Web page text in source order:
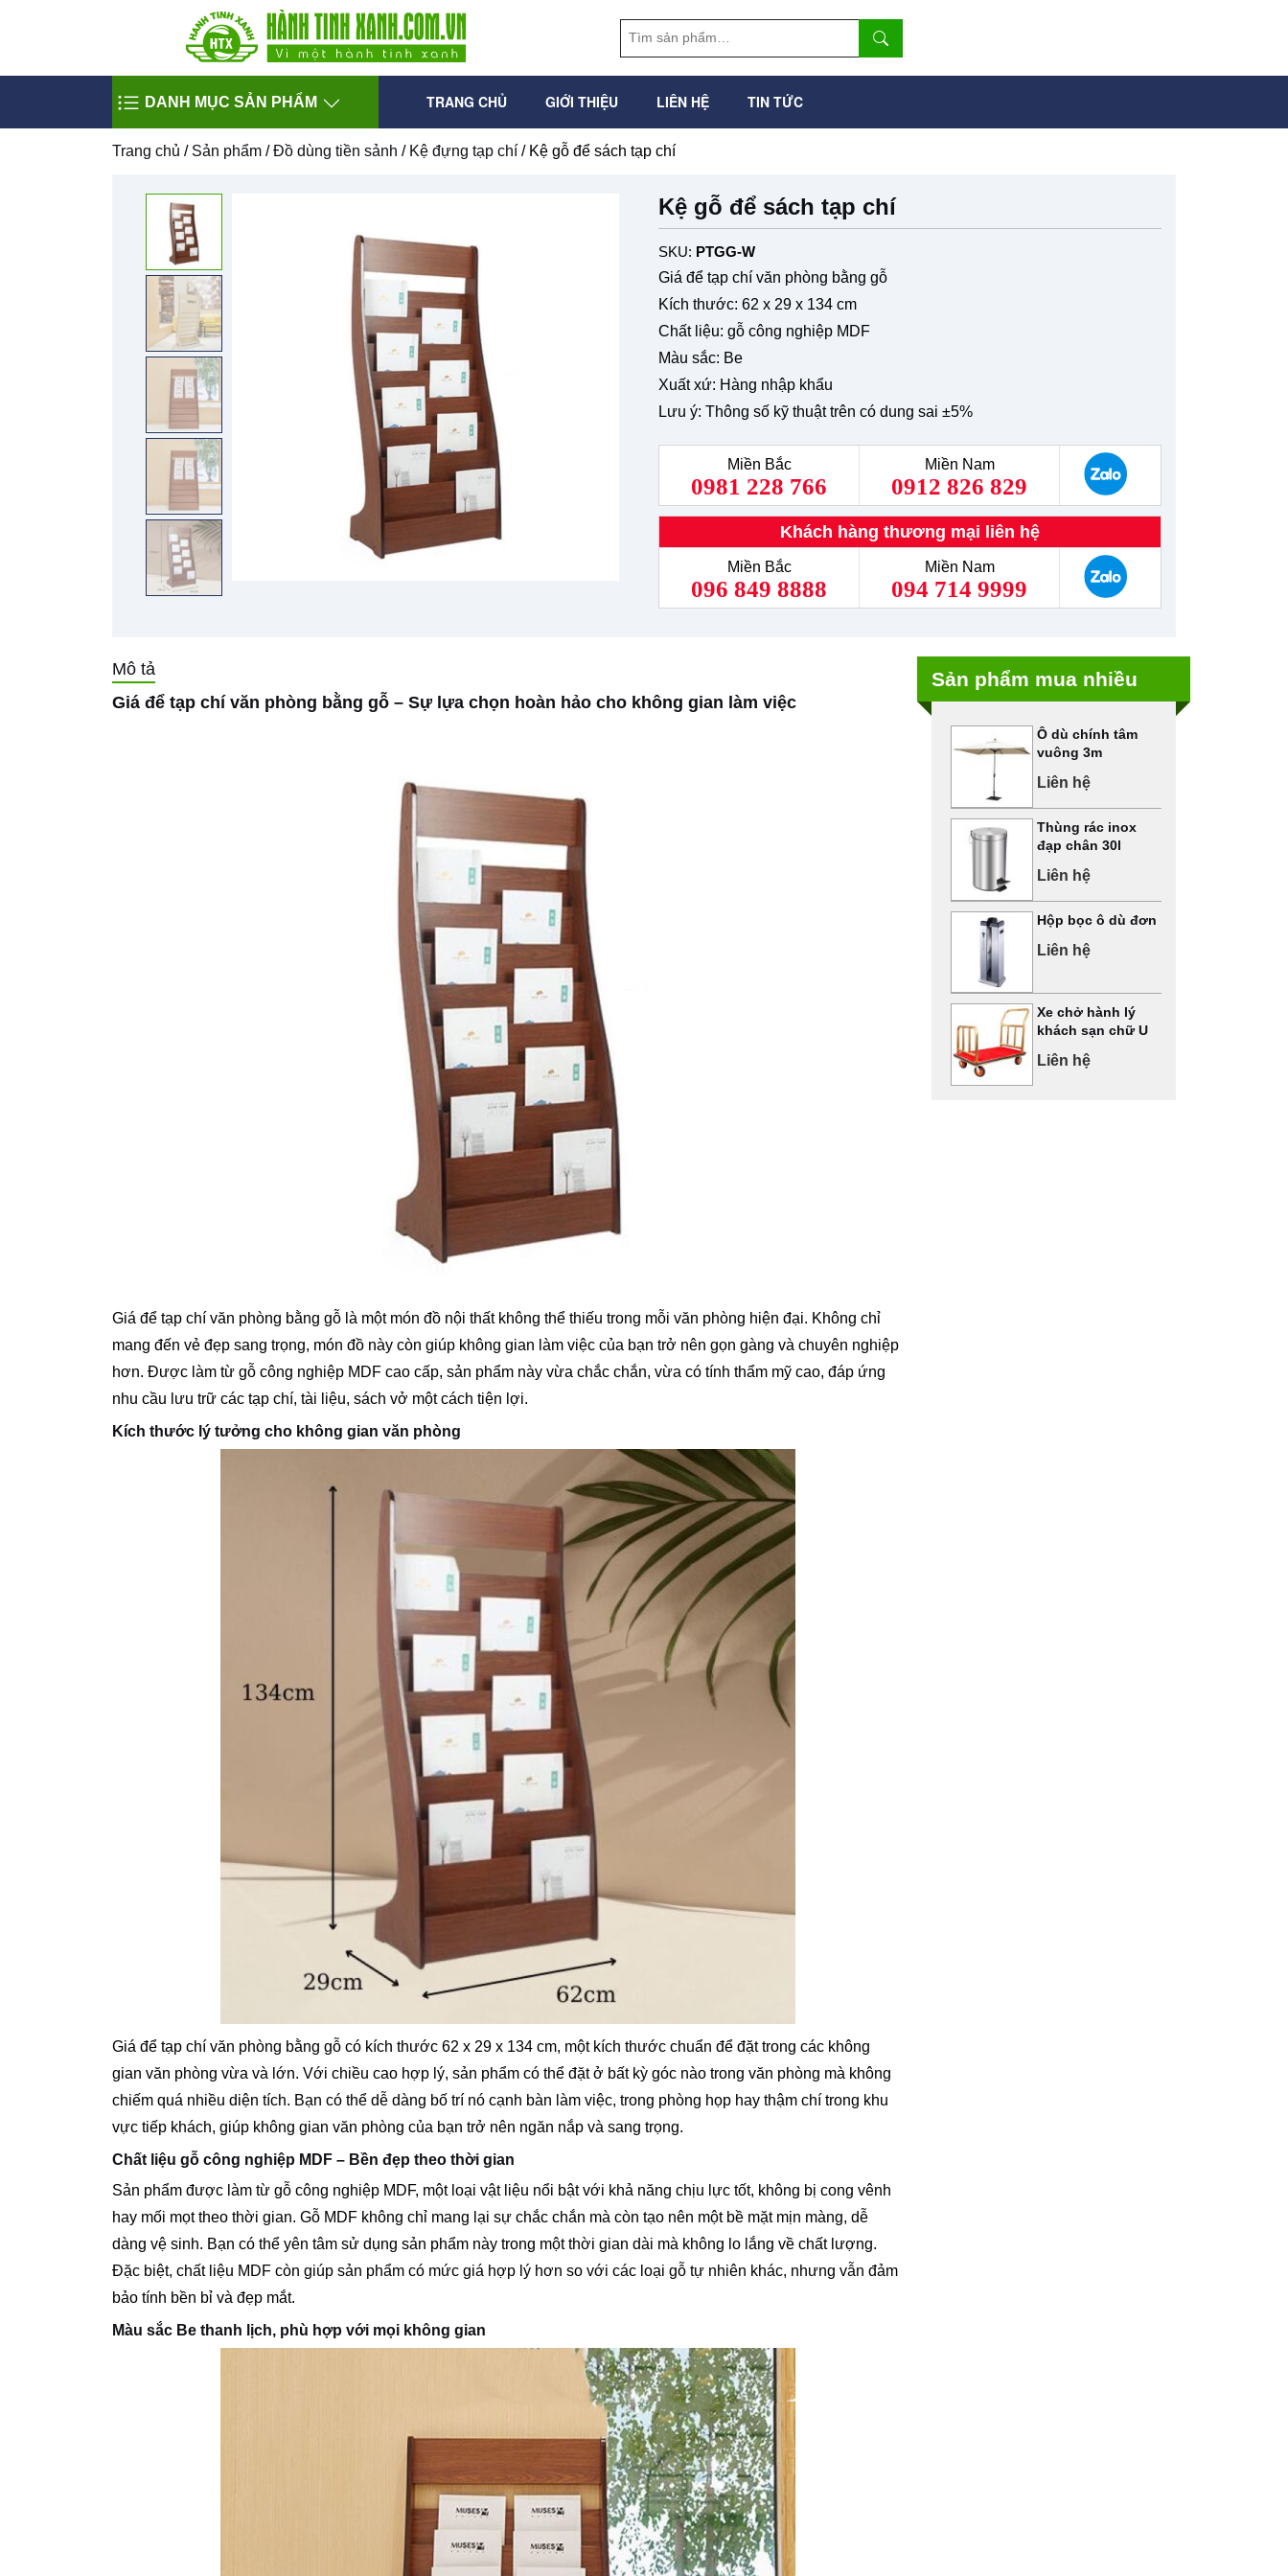
DANH MỤC SẢN PHẨM TRANG CHỦ GIỚI THIỆU LIÊN HỆ TIN TỨC
Trang chủ / Sản phẩm /Đồ dùng tiền sảnh / Kệ đựng tạp chí / Kệ gỗ để sách tạp chí
Kệ gỗ để sách tạp chí
SKU: PTGG-W
Giá để tạp chí văn phòng bằng gỗ
Kích thước: 62 x 29 x 134 cm
Chất liệu: gỗ công nghiệp MDF
Màu sắc: Be
Xuất xứ: Hàng nhập khẩu
Lưu ý: Thông số kỹ thuật trên có dung sai ±5%
Miền Bắc
0981 228 766
Miền Nam
0912 826 829
Khách hàng thương mại liên hệ
Miền Bắc
096 849 8888
Miền Nam
094 714 9999
Mô tả
Giá để tạp chí văn phòng bằng gỗ – Sự lựa chọn hoàn hảo cho không gian làm việc
Giá để tạp chí văn phòng bằng gỗ là một món đồ nội thất không thể thiếu trong mỗi văn phòng hiện đại. Không chỉ
mang đến vẻ đẹp sang trọng, món đồ này còn giúp không gian làm việc của bạn trở nên gọn gàng và chuyên nghiệp
hơn. Được làm từ gỗ công nghiệp MDF cao cấp, sản phẩm này vừa chắc chắn, vừa có tính thẩm mỹ cao, đáp ứng
nhu cầu lưu trữ các tạp chí, tài liệu, sách vở một cách tiện lợi.
Kích thước lý tưởng cho không gian văn phòng
Giá để tạp chí văn phòng bằng gỗ có kích thước 62 x 29 x 134 cm, một kích thước chuẩn để đặt trong các không
gian văn phòng vừa và lớn. Với chiều cao hợp lý, sản phẩm có thể đặt ở bất kỳ góc nào trong văn phòng mà không
chiếm quá nhiều diện tích. Bạn có thể dễ dàng bố trí nó cạnh bàn làm việc, trong phòng họp hay thậm chí trong khu
vực tiếp khách, giúp không gian văn phòng của bạn trở nên ngăn nắp và sang trọng.
Chất liệu gỗ công nghiệp MDF – Bền đẹp theo thời gian
Sản phẩm được làm từ gỗ công nghiệp MDF, một loại vật liệu nổi bật với khả năng chịu lực tốt, không bị cong vênh
hay mối mọt theo thời gian. Gỗ MDF không chỉ mang lại sự chắc chắn mà còn tạo nên một bề mặt mịn màng, dễ
dàng vệ sinh. Bạn có thể yên tâm sử dụng sản phẩm này trong một thời gian dài mà không lo lắng về chất lượng.
Đặc biệt, chất liệu MDF còn giúp sản phẩm có mức giá hợp lý hơn so với các loại gỗ tự nhiên khác, nhưng vẫn đảm
bảo tính bền bỉ và đẹp mắt.
Màu sắc Be thanh lịch, phù hợp với mọi không gian
Sản phẩm mua nhiều
Ô dù chính tâm
vuông 3m
Liên hệ
Thùng rác inox
đạp chân 30l
Liên hệ
Hộp bọc ô dù đơn
Liên hệ
Xe chở hành lý
khách sạn chữ U
Liên hệ